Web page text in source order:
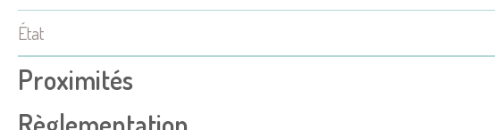
État
Proximités